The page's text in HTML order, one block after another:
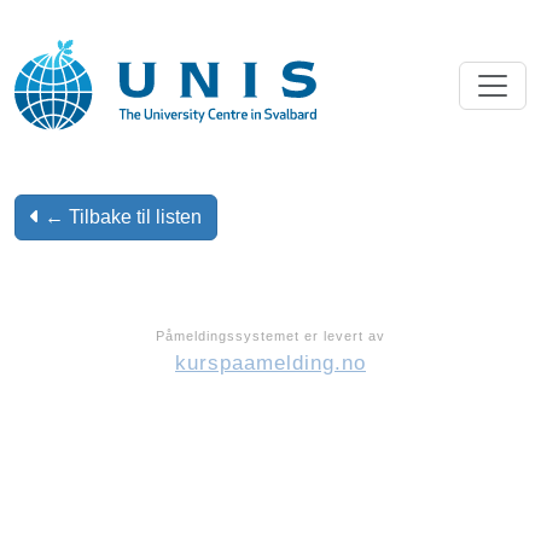
← Tilbake til listen
Påmeldingssystemet er levert av
kurspaamelding.no